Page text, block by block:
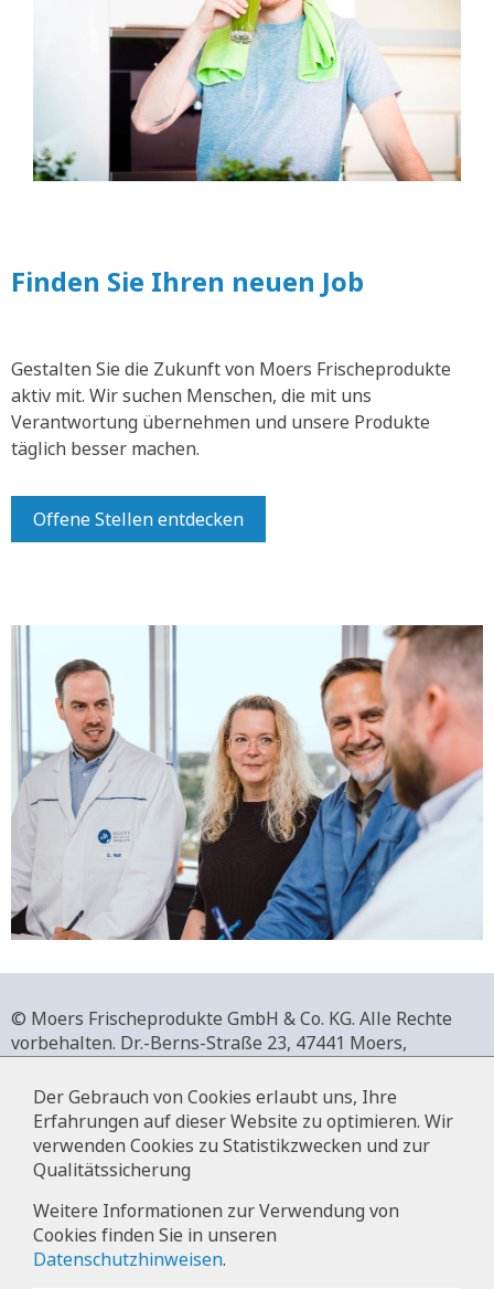
Finden Sie Ihren neuen Job
Gestalten Sie die Zukunft von Moers Frischeprodukte
aktiv mit. Wir suchen Menschen, die mit uns
Verantwortung übernehmen und unsere Produkte
täglich besser machen.
Offene Stellen entdecken
© Moers Frischeprodukte GmbH & Co. KG. Alle Rechte
vorbehalten. Dr.-Berns-Straße 23, 47441 Moers,
+49 2841 911-0,www.moers-frischeprodukte.de
Impressum
Datenschutz
Der Gebrauch von Cookies erlaubt uns, Ihre
Erfahrungen auf dieser Website zu optimieren. Wir
verwenden Cookies zu Statistikzwecken und zur
Qualitätssicherung
Weitere Informationen zur Verwendung von
Cookies finden Sie in unseren
Datenschutzhinweisen.